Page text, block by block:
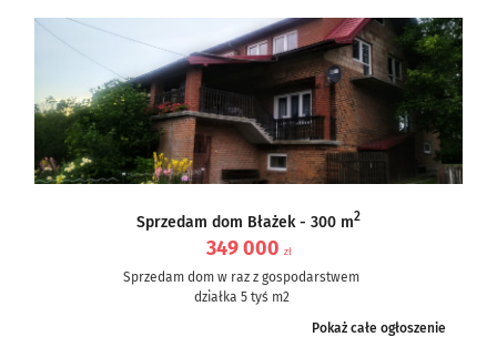
Sprzedam dom Błażek - 300 m2
349 000 zł
Sprzedam dom w raz z gospodarstwem
działka 5 tyś m2
Pokaż całe ogłoszenie